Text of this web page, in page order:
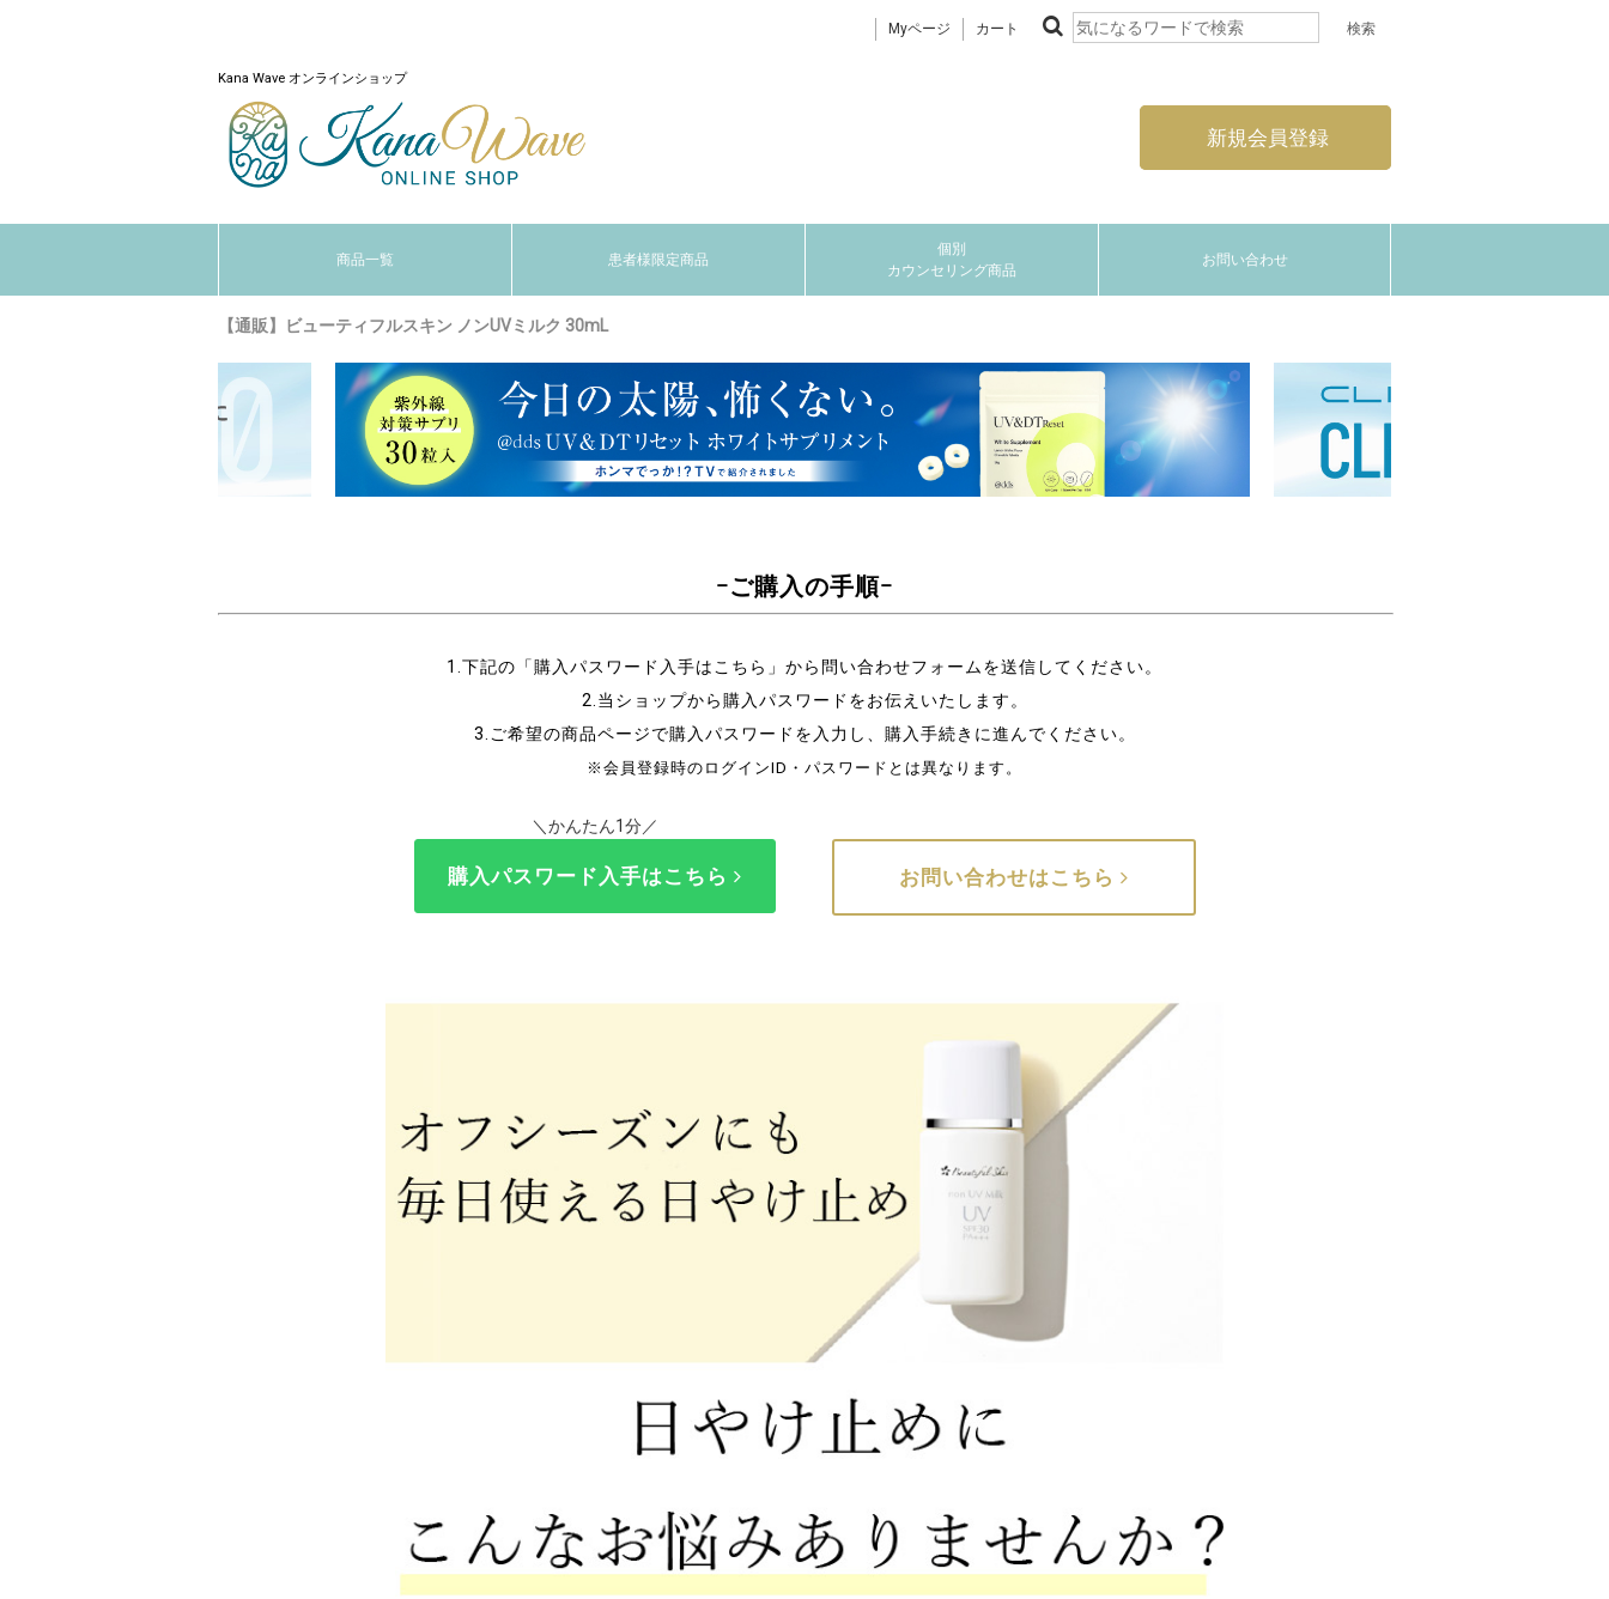
Myページ カート
Kana Wave オンラインショップ
新規会員登録
商品一覧 患者様限定商品
個別
カウンセリング商品
お問い合わせ
【通販】ビューティフルスキン ノンUVミルク 30mL
ｰご購入の手順ｰ
1.下記の「購入パスワード入手はこちら」から問い合わせフォームを送信してください。
2.当ショップから購入パスワードをお伝えいたします。
3.ご希望の商品ページで購入パスワードを入力し、購入手続きに進んでください。
※会員登録時のログインID・パスワードとは異なります。
＼かんたん1分／
購入パスワード入手はこちら お問い合わせはこちら